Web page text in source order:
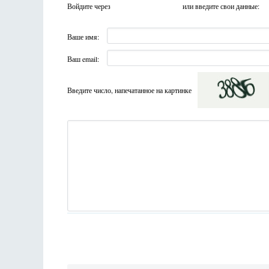
Войдите через или введите свои данные:
Ваше имя:
Ваш email:
Введите число, напечатанное на картинке